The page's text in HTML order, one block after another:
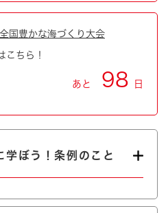
国豊かな海づくり大会
こちら！
あと 98 日
学ぼう！条例のこと